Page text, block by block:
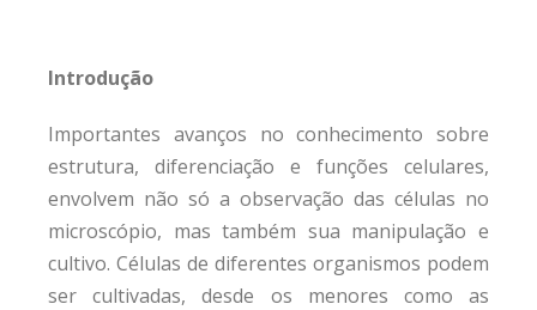
Introdução
Importantes avanços no conhecimento sobre
estrutura, diferenciação e funções celulares,
envolvem não só a observação das células no
microscópio, mas também sua manipulação e
cultivo. Células de diferentes organismos podem
ser cultivadas, desde os menores como as